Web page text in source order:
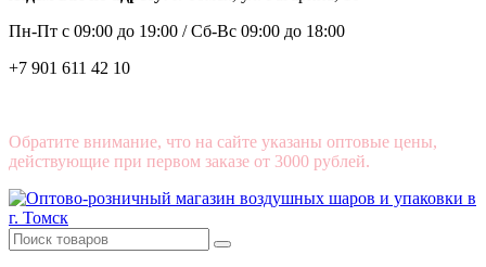
Пн-Пт с 09:00 до 19:00 /Сб-Вс 09:00 до 18:00
+7 901 611 42 10
Обратите внимание, что на сайте указаны оптовые цены,
действующие при первом заказе от 3000 рублей.